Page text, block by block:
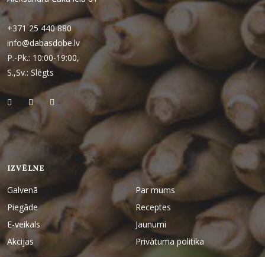
+371 25 440 880
info@dabasdobe.lv
P.-Pk.: 10:00-19:00,
S.,Sv.: Slēgts
IZVĒLNE
Galvenā
Par mums
Piegāde
Receptes
E-veikals
Jaunumi
Akcijas
Privātuma politika